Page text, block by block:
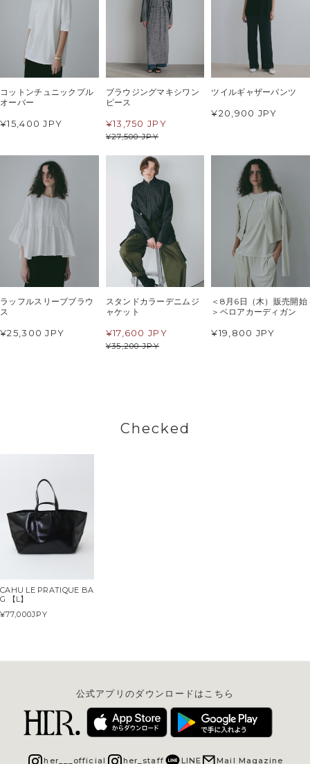
コットンチュニックプル
オーバー
¥15,400 JPY
ブラウジングマキシワン
ピース
¥27,500 JPY
¥13,750 JPY
ツイルギャザーパンツ
¥20,900 JPY
ラッフルスリーブブラウ
ス
¥25,300 JPY
スタンドカラーデニムジ
ャケット
¥35,200 JPY
¥17,600 JPY
＜8月6日（木）販売開始
＞ベロアカーディガン
¥19,800 JPY
Checked
CAHU LE PRATIQUE BA
G 【L】
¥77,000JPY
公式アプリのダウンロードはこちら
her___official her_staff LINE Mail Magazine